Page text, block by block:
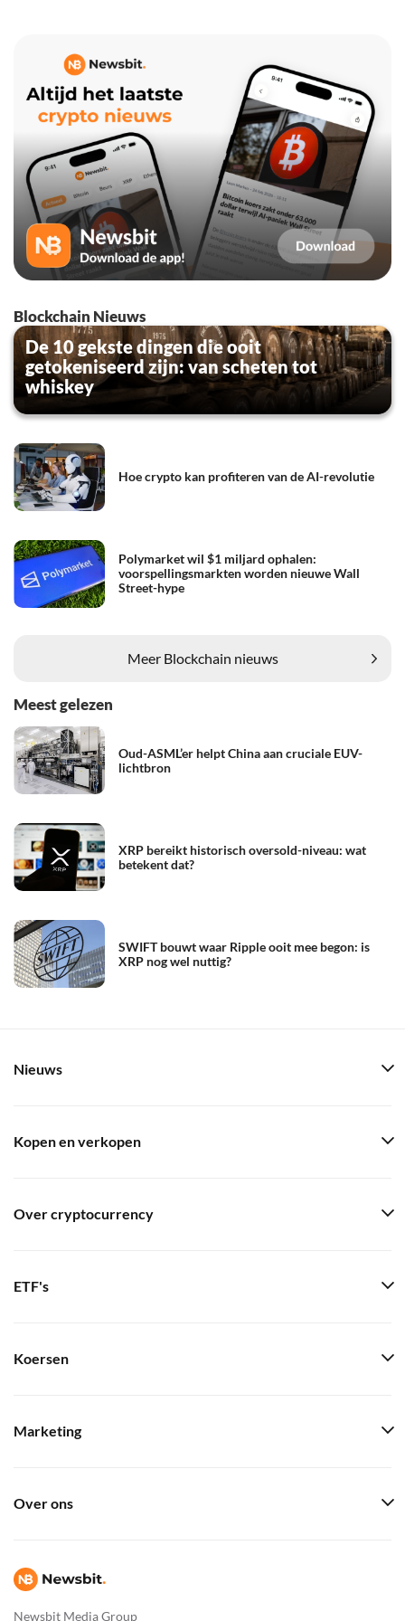
Blockchain Nieuws
De 10 gekste dingen die ooit
getokeniseerd zijn: van scheten tot
whiskey
Hoe crypto kan profiteren van de AI-revolutie
Polymarket wil $1 miljard ophalen:
voorspellingsmarkten worden nieuwe Wall
Street-hype
Meer Blockchain nieuws
Meest gelezen
Oud-ASML’er helpt China aan cruciale EUV-
lichtbron
XRP bereikt historisch oversold-niveau: wat
betekent dat?
SWIFT bouwt waar Ripple ooit mee begon: is
XRP nog wel nuttig?
Newsbit Media Group
Nieuws
Kopen en verkopen
Over cryptocurrency
ETF's
Koersen
Marketing
Over ons